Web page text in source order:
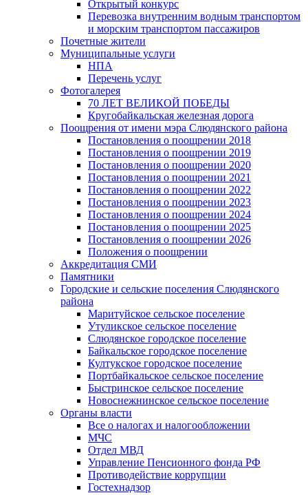
Открытый конкурс
Перевозка внутренним водным транспортом
и морским транспортом пассажиров
Почетные жители
Муниципальные услуги
НПА
Перечень услуг
Фотогалерея
70 ЛЕТ ВЕЛИКОЙ ПОБЕДЫ
Кругобайкальская железная дорога
Поощрения от имени мэра Слюдянского района
Постановления о поощрении 2018
Постановления о поощрении 2019
Постановления о поощрении 2020
Постановления о поощрении 2021
Постановления о поощрении 2022
Постановления о поощрении 2023
Постановления о поощрении 2024
Постановления о поощрении 2025
Постановления о поощрении 2026
Положения о поощрении
Аккредитация СМИ
Памятники
Городские и сельские поселения Слюдянского
района
Маритуйское сельское поселение
Утуликское сельское поселение
Слюдянское городское поселение
Байкальское городское поселение
Култукское городское поселение
Портбайкальское сельское поселение
Быстринское сельское поселение
Новоснежнинское сельское поселение
Органы власти
Все о налогах и налогообложении
МЧС
Отдел МВД
Управление Пенсионного фонда РФ
Противодействие коррупции
Гостехнадзор